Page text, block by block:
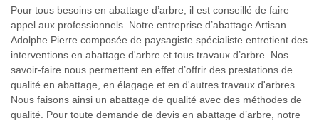
Pour tous besoins en abattage d’arbre, il est conseillé de faire
appel aux professionnels. Notre entreprise d’abattage Artisan
Adolphe Pierre composée de paysagiste spécialiste entretient des
interventions en abattage d'arbre et tous travaux d’arbre. Nos
savoir-faire nous permettent en effet d’offrir des prestations de
qualité en abattage, en élagage et en d'autres travaux d'arbres.
Nous faisons ainsi un abattage de qualité avec des méthodes de
qualité. Pour toute demande de devis en abattage d’arbre, notre